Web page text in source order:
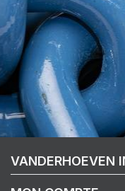
VANDERHOEVEN